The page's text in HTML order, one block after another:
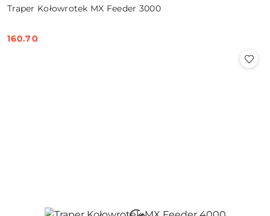
Traper Kołowrotek MX Feeder 3000
Cena:
160.70